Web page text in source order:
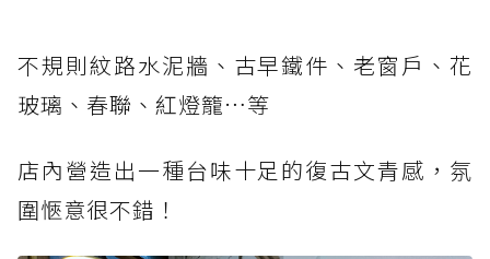
不規則紋路水泥牆、古早鐵件、老窗戶、花
玻璃、春聯、紅燈籠…等
店內營造出一種台味十足的復古文青感，氛
圍愜意很不錯！